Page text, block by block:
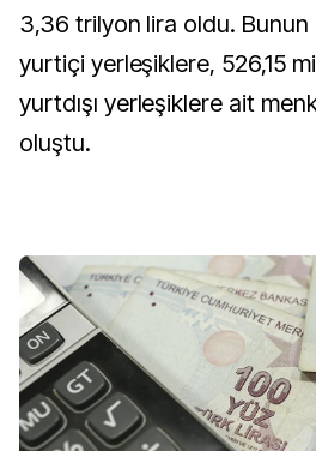
3,36 trilyon lira oldu. Bunun
yurtiçi yerleşiklere, 526,15
yurtdışı yerleşiklere ait
oluştu.